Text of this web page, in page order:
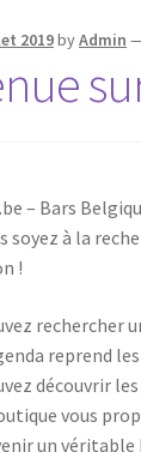
2019byAdmin
– Bars
soyez à la
!
rechercher
reprend
découvrir
vous
un véritable